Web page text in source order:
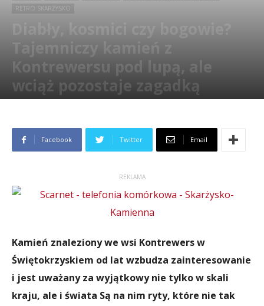
RETRO SKARŻYSKO
Diabły, kosmici czy bogowie?
Tajemniczy kamień z
Kontrewersu pod lupą, ale
wciąż pozostaje zagadką
Facebook Twitter Email
REKLAMA
Kamień znaleziony we wsi Kontrewers w
Świętokrzyskiem od lat wzbudza zainteresowanie
i jest uważany za wyjątkowy nie tylko w skali
kraju, ale i świata Są na nim ryty, które nie tak